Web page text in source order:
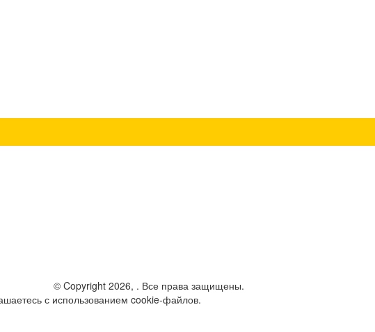
© Copyright 2026, . Все права защищены.
с использованием cookie-файлов.